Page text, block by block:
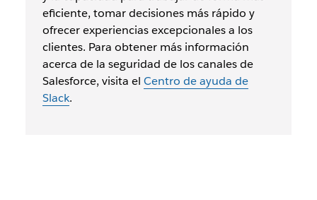
eficiente, tomar decisiones más rápido y
ofrecer experiencias excepcionales a los
clientes. Para obtener más información
acerca de la seguridad de los canales de
Salesforce, visita el Centro de ayuda de
Slack.